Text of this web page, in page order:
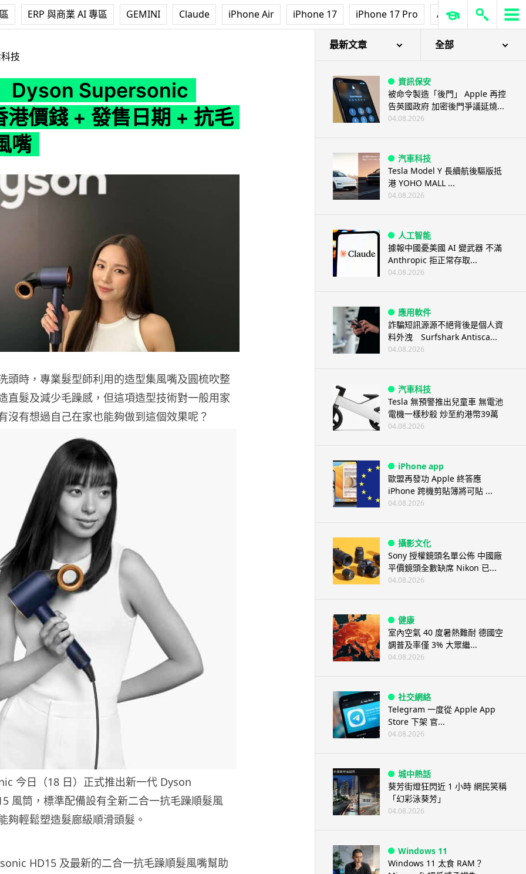
ERP 與商業 AI 專區 GEMINI Claude iPhone Air iPhone 17 iPhone 17 Pro AirPods Pro 3
技
Dyson Supersonic
港價錢 + 發售日期 + 抗毛
嘴
頭時，專業髮型師利用的造型集風嘴及圓梳吹整
直髮及減少毛躁感，但這項造型技術對一般用家
沒有想過自己在家也能夠做到這個效果呢？
今日（18 日）正式推出新一代 Dyson
風筒，標準配備設有全新二合一抗毛躁順髮風
夠輕鬆塑造髮廊級順滑頭髮。
HD15 及最新的二合一抗毛躁順髮風嘴幫助
最新文章 全部
資訊保安
被命令製造「後門」 Apple 再控
告英國政府 加密後門爭議延燒...
04.08.2026
汽車科技
Tesla Model Y 長續航後驅版抵
港 YOHO MALL ...
04.08.2026
人工智能
據報中國憂美國 AI 變武器 不滿
Anthropic 拒正常存取...
04.08.2026
應用軟件
詐騙短訊源源不絕背後是個人資
料外洩 Surfshark Antisca...
04.08.2026
汽車科技
Tesla 無預警推出兒童車 無電池
電機一樣秒殺 炒至約港幣39萬
04.08.2026
iPhone app
歐盟再發功 Apple 終答應
iPhone 跨機剪貼簿將可貼 ...
04.08.2026
攝影文化
Sony 授權鏡頭名單公佈 中國廠
平價鏡頭全數缺席 Nikon 已...
04.08.2026
健康
室內空氣 40 度暑熱難耐 德國空
調普及率僅 3% 大眾繼...
04.08.2026
社交網絡
Telegram 一度從 Apple App
Store 下架 官...
04.08.2026
城中熱話
葵芳街燈狂閃近 1 小時 網民笑稱
「幻彩泳葵芳」
04.08.2026
Windows 11
Windows 11 太食 RAM？